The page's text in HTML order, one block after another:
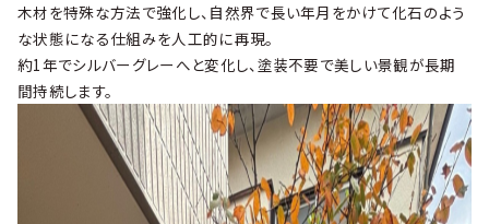
木材を特殊な方法で強化し、自然界で長い年月をかけて化石のよう
な状態になる仕組みを人工的に再現。
約1年でシルバーグレーへと変化し、塗装不要で美しい景観が長期
間持続します。